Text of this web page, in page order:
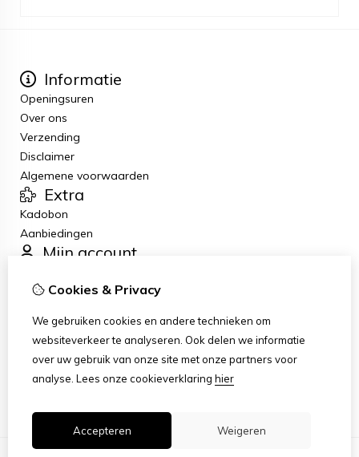
Informatie
Openingsuren
Over ons
Verzending
Disclaimer
Algemene voorwaarden
Extra
Kadobon
Aanbiedingen
Mijn account
Bestelhistorie
Nieuwsbrief
Klantenservice
Contact
Sitemap
Cookies & Privacy
We gebruiken cookies en andere technieken om
websiteverkeer te analyseren. Ook delen we informatie
over uw gebruik van onze site met onze partners voor
analyse. Lees onze cookieverklaring hier
Accepteren Weigeren